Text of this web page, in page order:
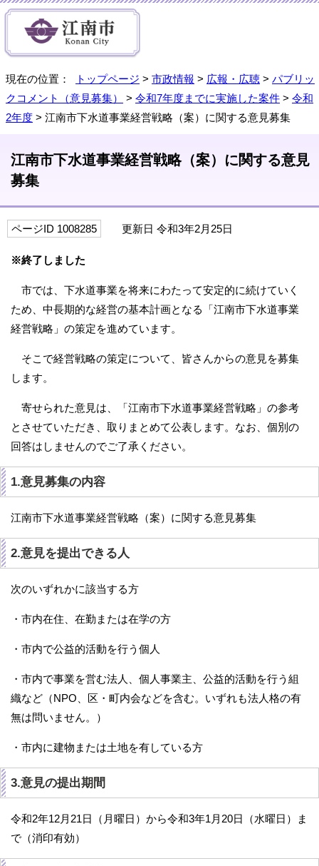
現在の位置： トップページ > 市政情報 > 広報・広聴 > パブリッ
クコメント（意見募集）
> 令和7年度までに実施した案件 > 令和
2年度 > 江南市下水道事業経営戦略（案）に関する意見募集
江南市下水道事業経営戦略（案）に関する意見
募集
ページID 1008285 更新日 令和3年2月25日
※終了しました
市では、下水道事業を将来にわたって安定的に続けていく
ため、中長期的な経営の基本計画となる「江南市下水道事業
経営戦略」の策定を進めています。
そこで経営戦略の策定について、皆さんからの意見を募集
します。
寄せられた意見は、「江南市下水道事業経営戦略」の参考
とさせていただき、取りまとめて公表します。なお、個別の
回答はしませんのでご了承ください。
1.意見募集の内容
江南市下水道事業経営戦略（案）に関する意見募集
2.意見を提出できる人
次のいずれかに該当する方
・市内在住、在勤または在学の方
・市内で公益的活動を行う個人
・市内で事業を営む法人、個人事業主、公益的活動を行う組
織など（NPO、区・町内会などを含む。いずれも法人格の有
無は問いません。）
・市内に建物または土地を有している方
3.意見の提出期間
令和2年12月21日（月曜日）から令和3年1月20日（水曜日）ま
で（消印有効）